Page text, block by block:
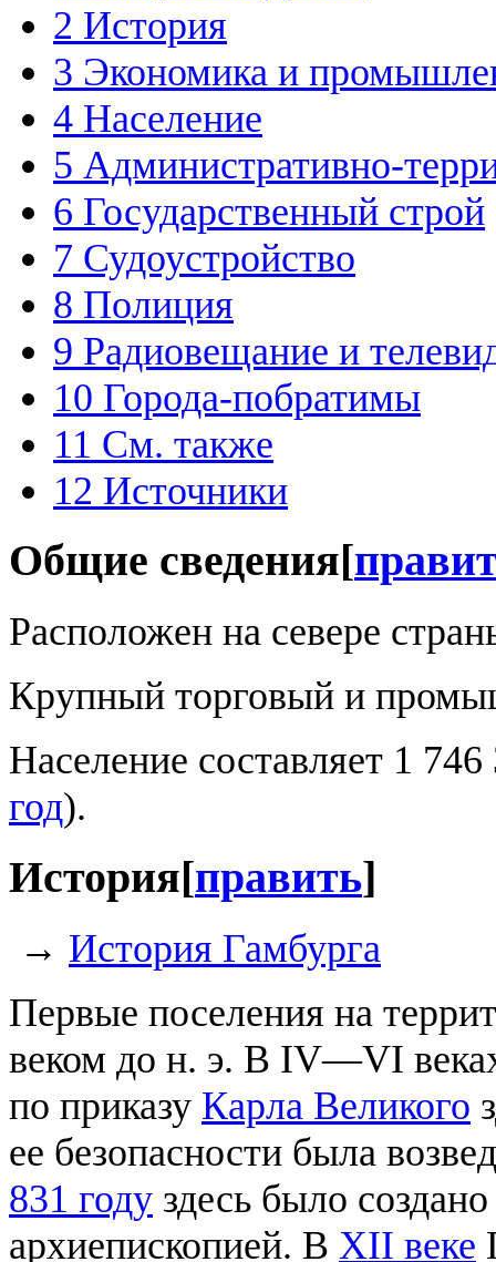
2 История
3 Экономика и
4 Население
5 Административно-
6 Государственный строй
7 Судоустройство
8 Полиция
9 Радиовещание и
10 Города-побратимы
11 См. также
12 Источники
Общие сведения [
Расположен на севере
Крупный торговый и
Население составляет 1
год).
История[править]
→ История Гамбурга
Первые поселения на
веком до н. э. В IV—VI
по приказу Карла Великого
ее безопасности была
831 году здесь было
архиепископией. В XII веке